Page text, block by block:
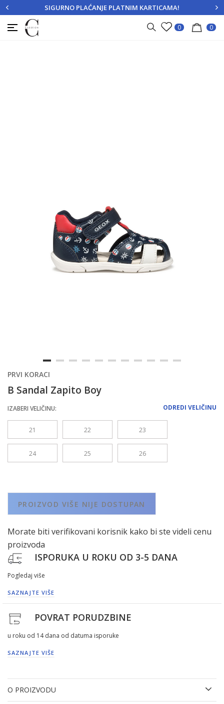
PRIJAVITE SE REGISTRUJTE SE
SIGURNO PLAĆANJE PLATNIM KARTICAMA!
0 0
PRVI KORACI
B Sandal Zapito Boy
ODREDI VELIČINU
IZABERI VELIČINU:
21 22 23
24 25 26
PROIZVOD VIŠE NIJE DOSTUPAN
Morate biti verifikovani korisnik kako bi ste videli cenu
proizvoda
ISPORUKA U ROKU OD 3-5 DANA
Pogledaj više
SAZNAJTE VIŠE
POVRAT PORUDZBINE
u roku od 14 dana od datuma isporuke
SAZNAJTE VIŠE
O PROIZVODU